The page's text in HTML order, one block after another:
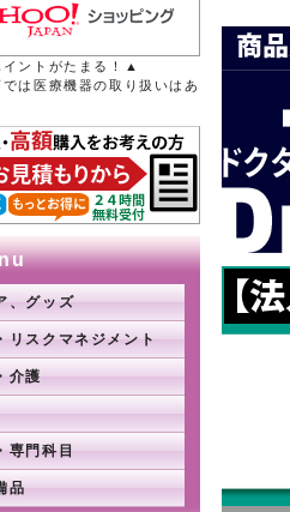
ントがたまる！▲
は医療機器の取り扱いはあ
、グッズ
リスクマネジメント
介護
専門科目
品